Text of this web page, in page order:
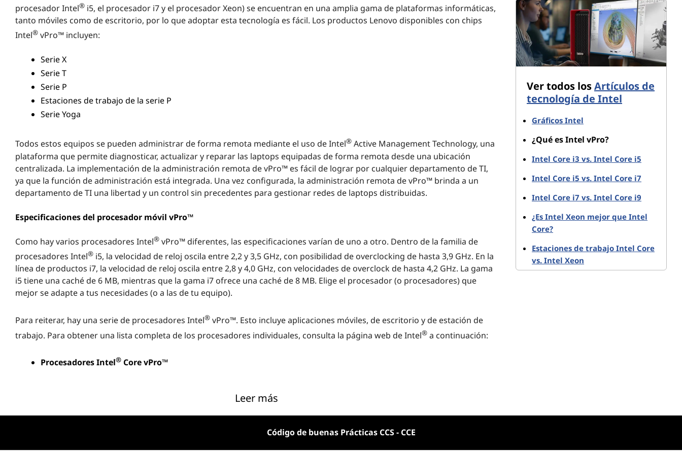
procesador Intel® i5, el procesador i7 y el procesador Xeon) se encuentran en una amplia gama de plataformas informáticas,
tanto móviles como de escritorio, por lo que adoptar esta tecnología es fácil. Los productos Lenovo disponibles con chips
Intel® vPro™ incluyen:
Serie X
Serie T
Serie P
Estaciones de trabajo de la serie P
Serie Yoga
Todos estos equipos se pueden administrar de forma remota mediante el uso de Intel® Active Management Technology, una
plataforma que permite diagnosticar, actualizar y reparar las laptops equipadas de forma remota desde una ubicación
centralizada. La implementación de la administración remota de vPro™ es fácil de lograr por cualquier departamento de TI,
ya que la función de administración está integrada. Una vez configurada, la administración remota de vPro™ brinda a un
departamento de TI una libertad y un control sin precedentes para gestionar redes de laptops distribuidas.
Especificaciones del procesador móvil vPro™
Como hay varios procesadores Intel® vPro™ diferentes, las especificaciones varían de uno a otro. Dentro de la familia de
procesadores Intel® i5, la velocidad de reloj oscila entre 2,2 y 3,5 GHz, con posibilidad de overclocking de hasta 3,9 GHz. En la
línea de productos i7, la velocidad de reloj oscila entre 2,8 y 4,0 GHz, con velocidades de overclock de hasta 4,2 GHz. La gama
i5 tiene una caché de 6 MB, mientras que la gama i7 ofrece una caché de 8 MB. Elige el procesador (o procesadores) que
mejor se adapte a tus necesidades (o a las de tu equipo).
Para reiterar, hay una serie de procesadores Intel® vPro™. Esto incluye aplicaciones móviles, de escritorio y de estación de
trabajo. Para obtener una lista completa de los procesadores individuales, consulta la página web de Intel® a continuación:
Procesadores Intel® Core vPro™
Intel vPro™ es una plataforma integral diseñada para mejorar la administración, la seguridad y el rendimiento de las
laptops empresariales. Combina varias tecnologías clave que trabajan juntas para proporcionar funciones avanzadas. En
Leer más
Ver todos losArtículos de
tecnología de Intel
Gráficos Intel
¿Qué es Intel vPro?
Intel Core i3 vs. Intel Core i5
Intel Core i5 vs. Intel Core i7
Intel Core i7 vs. Intel Core i9
¿Es Intel Xeon mejor que Intel
Core?
Estaciones de trabajo Intel Core
vs. Intel Xeon
Código de buenas Prácticas CCS - CCE